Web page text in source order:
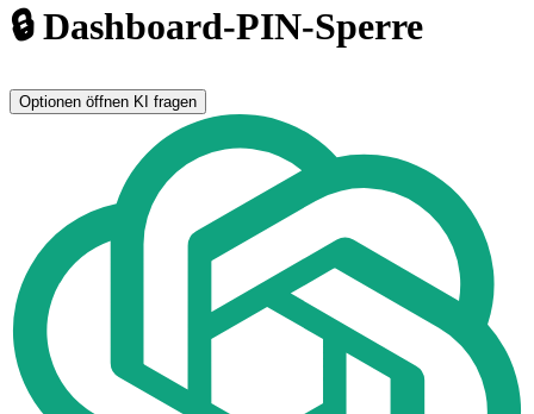
🔒 Dashboard-PIN-Sperre
Optionen öffnen KI fragen